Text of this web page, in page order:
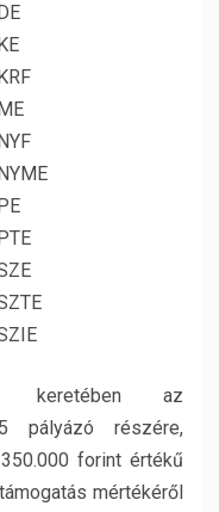
keretében az
pályázó részére,
forint értékű
mértékéről